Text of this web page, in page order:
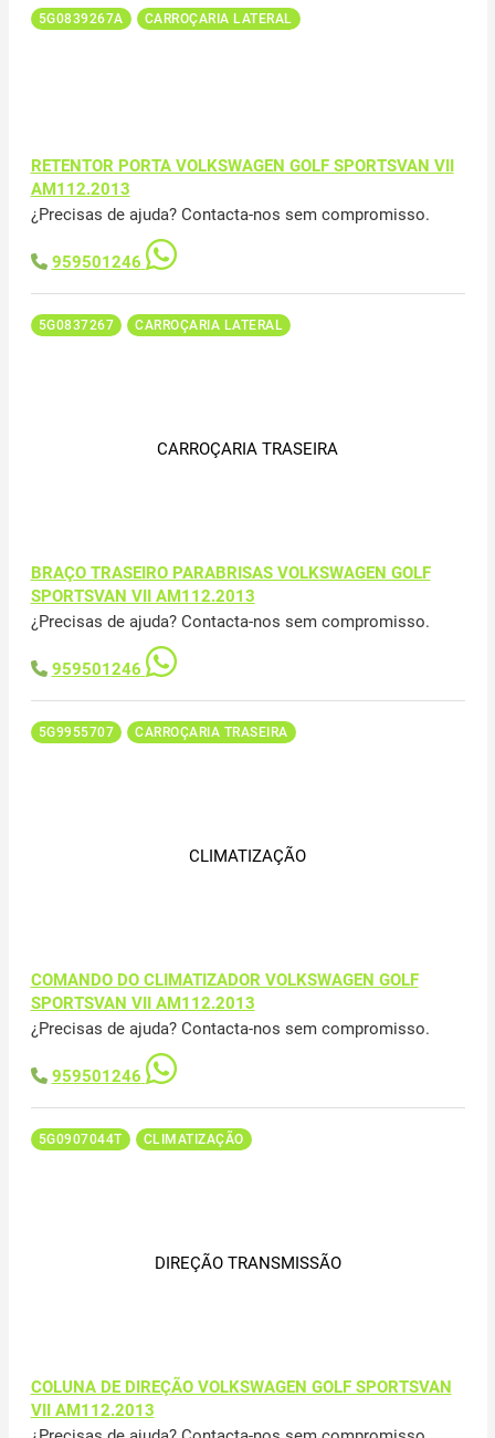
5G0839267A CARROÇARIA LATERAL
RETENTOR PORTA VOLKSWAGEN GOLF SPORTSVAN VII
AM112.2013
¿Precisas de ajuda? Contacta-nos sem compromisso.
959501246
5G0837267 CARROÇARIA LATERAL
CARROÇARIA TRASEIRA
BRAÇO TRASEIRO PARABRISAS VOLKSWAGEN GOLF
SPORTSVAN VII AM112.2013
¿Precisas de ajuda? Contacta-nos sem compromisso.
959501246
5G9955707 CARROÇARIA TRASEIRA
CLIMATIZAÇÃO
COMANDO DO CLIMATIZADOR VOLKSWAGEN GOLF
SPORTSVAN VII AM112.2013
¿Precisas de ajuda? Contacta-nos sem compromisso.
959501246
5G0907044T CLIMATIZAÇÃO
DIREÇÃO TRANSMISSÃO
COLUNA DE DIREÇÃO VOLKSWAGEN GOLF SPORTSVAN
VII AM112.2013